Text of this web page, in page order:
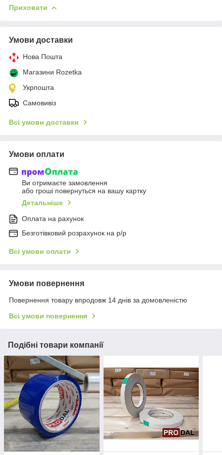
Приховати
Умови доставки
Нова Пошта
Магазини Rozetka
Укрпошта
Самовивіз
Всі умови доставки
Умови оплати
Ви отримаєте замовлення
або гроші повернуться на вашу картку
Детальніше
Оплата на рахунок
Безготівковий розрахунок на р/р
Всі умови оплати
Умови повернення
Повернення товару впродовж 14 днів за домовленістю
Всі умови повернення
Подібні товари компанії